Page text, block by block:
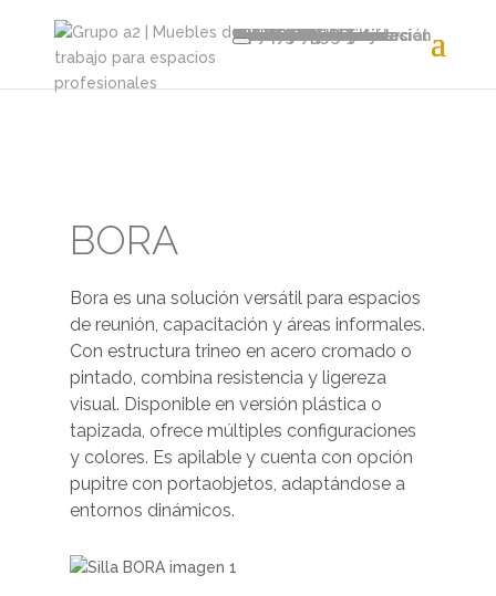
Home
Productos
Sillas y Sillones
Sillas Operativas
Sillones Gerenciales
Sillas Meeting
Soft Seating
Sillas Plásticas y fijas
Taburetes y Cajeras
Educación y Capacitación
Tandem
Clásicos Modernos
Muebles y Sistemas
Escritorios Gerenciales
Puestos Operativos
Puestos Elevables
Puestos Rebatibles
Mesas de Reunión
Mesas Coffee Break
Mesas de Arrime
Recepciones
Guardado
Panelería
Cabinas
Líneas de Mobiliario
Avant
Eter
Zen
Auri
Halo
Equinox
Recursos
Catálogo general
Fichas técnicas
Asesoramiento comercial
Proyectos
Soluciones
Nosotros
Servicios
Recursos
Distribuidores
Sumate
Contacto
BORA
Bora es una solución versátil para espacios
de reunión, capacitación y áreas informales.
Con estructura trineo en acero cromado o
pintado, combina resistencia y ligereza
visual. Disponible en versión plástica o
tapizada, ofrece múltiples configuraciones
y colores. Es apilable y cuenta con opción
pupitre con portaobjetos, adaptándose a
entornos dinámicos.